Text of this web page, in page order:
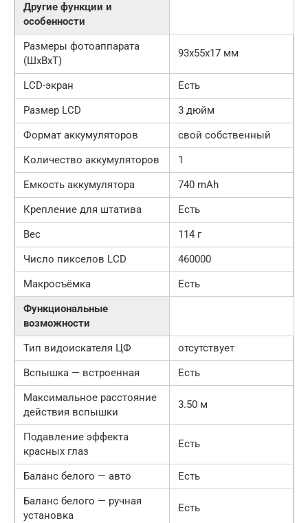
Другие функции и
особенности
Размеры фотоаппарата
(ШхВхТ)
93x55x17 мм
LCD-экран
Есть
Размер LCD
3 дюйм
Формат аккумуляторов
свой собственный
Количество аккумуляторов
1
Емкость аккумулятора
740 mAh
Крепление для штатива
Есть
Вес
114 г
Число пикселов LCD
460000
Макросъёмка
Есть
Функциональные
возможности
Тип видоискателя ЦФ
отсутствует
Вспышка — встроенная
Есть
Максимальное расстояние
действия вспышки
3.50 м
Подавление эффекта
красных глаз
Есть
Баланс белого — авто
Есть
Баланс белого — ручная
установка
Есть